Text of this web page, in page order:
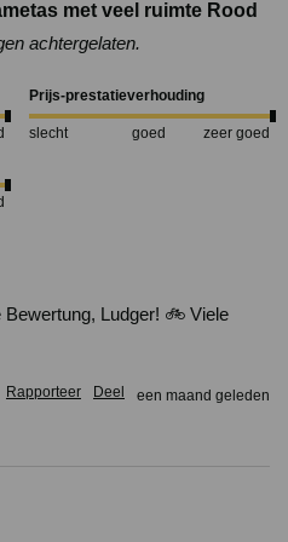
met veel ruimte Rood
achtergelaten.
Prijs-prestatieverhouding
slecht goed
zeer goed
Ludger! 🚲 Viele
Rapporteer Deel een maand geleden